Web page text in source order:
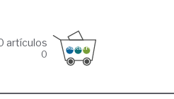
artículos
0